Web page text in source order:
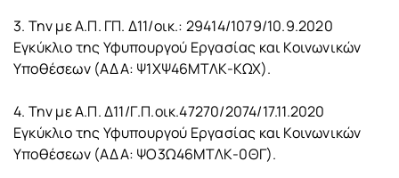
3. Την με Α.Π. ΓΠ. Δ11/οικ.: 29414/1079/10.9.2020
Εγκύκλιο της Υφυπουργού Εργασίας και Κοινωνικών
Υποθέσεων (ΑΔΑ: Ψ1ΧΨ46ΜΤΛΚ-ΚΩΧ).
4. Την με Α.Π. Δ11/Γ.Π.οικ.47270/2074/17.11.2020
Εγκύκλιο της Υφυπουργού Εργασίας και Κοινωνικών
Υποθέσεων (ΑΔΑ: ΨΟ3Ω46ΜΤΛΚ-0ΘΓ).